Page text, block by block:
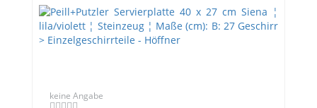
keine Angabe